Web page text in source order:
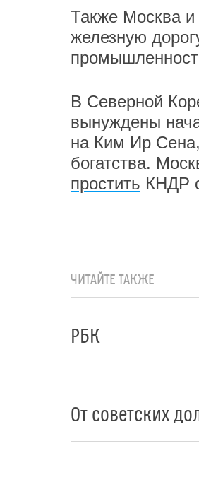
Также Москва и
железную
В Северной
вынуждены
на Ким Ир
богатства.
простить КНДР
ЧИТАЙТЕ ТАКЖЕ
РБК
От советских